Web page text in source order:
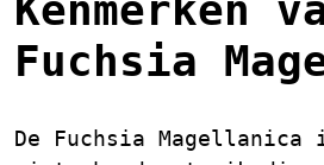
Kenmerken
Fuchsia
De Fuchsia Magellanica